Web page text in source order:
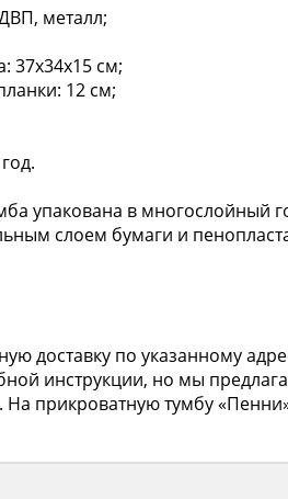
металл;
37х34х15 см;
12 см;
упакована в многослойный
слоем бумаги и
доставку по указанному
инструкции, но мы
прикроватную тумбу